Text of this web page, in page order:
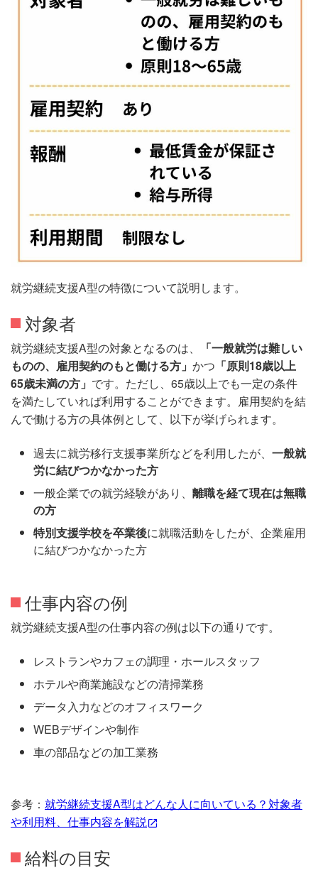
就労継続支援A型の特徴について説明します。
対象者
就労継続支援A型の対象となるのは、
「一般就労は難しい
ものの、雇用契約のもと働ける方」 かつ 「原則18歳以上
65歳未満の方」 です。ただし、65歳以上でも一定の条件
を満たしていれば利用することができます。雇用契約を結
んで働ける方の具体例として、以下が挙げられます。
過去に就労移行支援事業所などを利用したが、 一般就
労に結びつかなかった方
一般企業での就労経験があり、 離職を経て現在は無職
の方
特別支援学校を卒業後に就職活動をしたが、企業雇用
に結びつかなかった方
仕事内容の例
就労継続支援A型の仕事内容の例は以下の通りです。
レストランやカフェの調理・ホールスタッフ
ホテルや商業施設などの清掃業務
データ入力などのオフィスワーク
WEBデザインや制作
車の部品などの加工業務
参考： 就労継続支援A型はどんな人に向いている？対象者
や利用料、仕事内容を解説
給料の目安